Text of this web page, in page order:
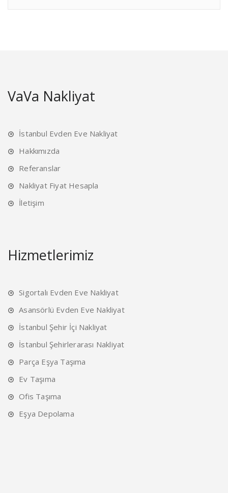
VaVa Nakliyat
İstanbul Evden Eve Nakliyat
Hakkımızda
Referanslar
Nakliyat Fiyat Hesapla
İletişim
Hizmetlerimiz
Sigortalı Evden Eve Nakliyat
Asansörlü Evden Eve Nakliyat
İstanbul Şehir İçi Nakliyat
İstanbul Şehirlerarası Nakliyat
Parça Eşya Taşıma
Ev Taşıma
Ofis Taşıma
Eşya Depolama